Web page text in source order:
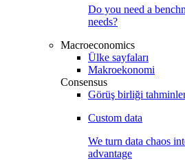
Do you need a
needs?
Macroeconomics
Ülke sayfaları
Makroekonomi
Consensus
Görüş birliği
Custom data
We turn data chaos
advantage